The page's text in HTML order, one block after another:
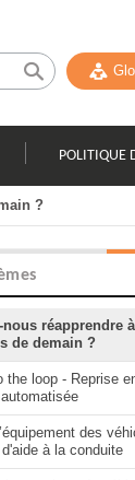
POLITIQUE
?
nous réapprendre
de demain ?
the loop - Reprise
des
à la conduite